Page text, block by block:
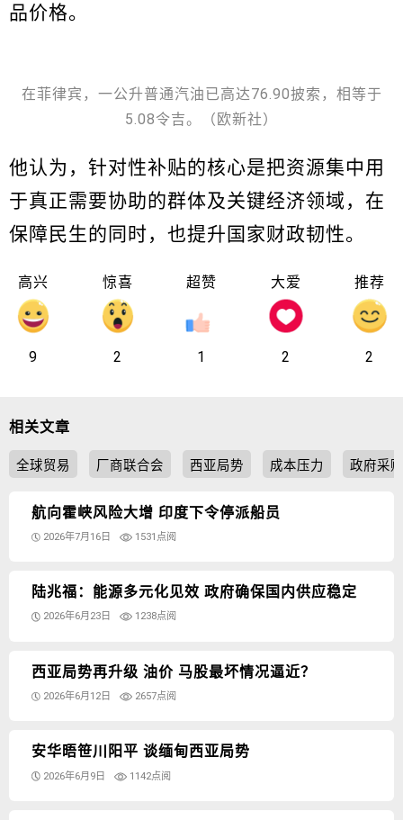
品价格。
在菲律宾，一公升普通汽油已高达76.90披索，相等于
5.08令吉。（欧新社）
他认为，针对性补贴的核心是把资源集中用
于真正需要协助的群体及关键经济领域，在
保障民生的同时，也提升国家财政韧性。
高兴
9
惊喜
2
超赞
1
大爱
2
推荐
2
相关文章
全球贸易 厂商联合会 西亚局势 成本压力 政府采
航向霍峡风险大增 印度下令停派船员
2026年7月16日 1531点阅
陆兆福：能源多元化见效 政府确保国内供应稳定
2026年6月23日 1238点阅
西亚局势再升级 油价 马股最坏情况逼近？
2026年6月12日 2657点阅
安华晤笹川阳平 谈缅甸西亚局势
2026年6月9日 1142点阅